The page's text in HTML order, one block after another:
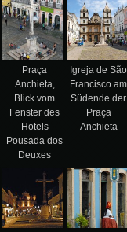
Praça
Anchieta,
Blick vom
Fenster des
Hotels
Pousada dos
Deuxes
Igreja de São
Francisco am
Südende der
Praça
Anchieta